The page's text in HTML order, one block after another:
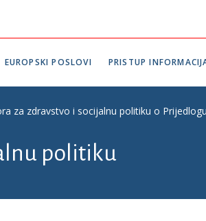
EUROPSKI POSLOVI PRISTUP
za zdravstvo i socijalnu politiku o
politiku